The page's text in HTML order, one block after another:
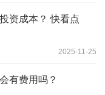
资成本？ 快看点
2025-11-25
有费用吗？